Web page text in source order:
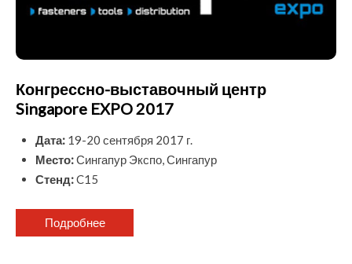
Конгрессно-выставочный центр
Singapore EXPO 2017
Дата: 19-20 сентября 2017 г.
Место:Сингапур Экспо, Сингапур
Стенд:C15
Подробнее